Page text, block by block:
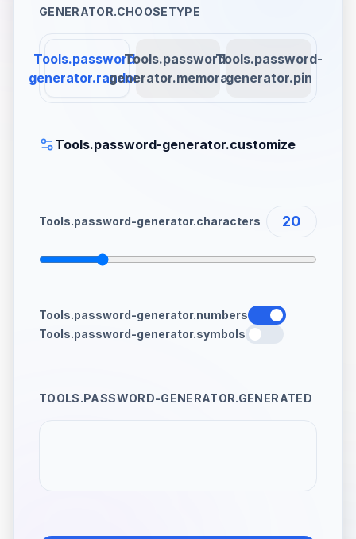
GENERATOR.CHOOSETYPE
Tools.password-
generator.random
Tools.password-
generator.memorable
Tools.password-
generator.pin
Tools.password-generator.customize
Tools.password-generator.characters 20
Tools.password-generator.numbers
Tools.password-generator.symbols
TOOLS.PASSWORD-GENERATOR.GENERATED